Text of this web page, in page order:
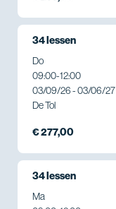
34 lessen
Do
09:00-12:00
03/09/26 - 03/06/27
De Tol
€ 277,00
34 lessen
Ma